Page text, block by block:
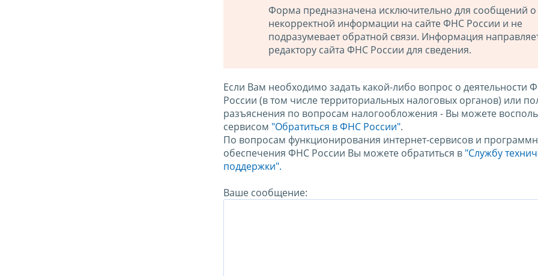
Форма предназначена исключительно для сообщений о
некорректной информации на сайте ФНС России и не
подразумевает обратной связи. Информация
редактору сайта ФНС России для сведения.
Если Вам необходимо задать какой-либо вопрос о деятельности
России (в том числе территориальных налоговых органов) или
разъяснения по вопросам налогообложения - Вы можете
сервисом "Обратиться в ФНС России".
По вопросам функционирования интернет-сервисов и
обеспечения ФНС России Вы можете обратиться в "Службу
поддержки".
Ваше сообщение: